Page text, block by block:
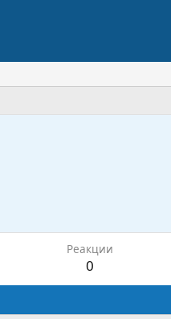
Реакции
0